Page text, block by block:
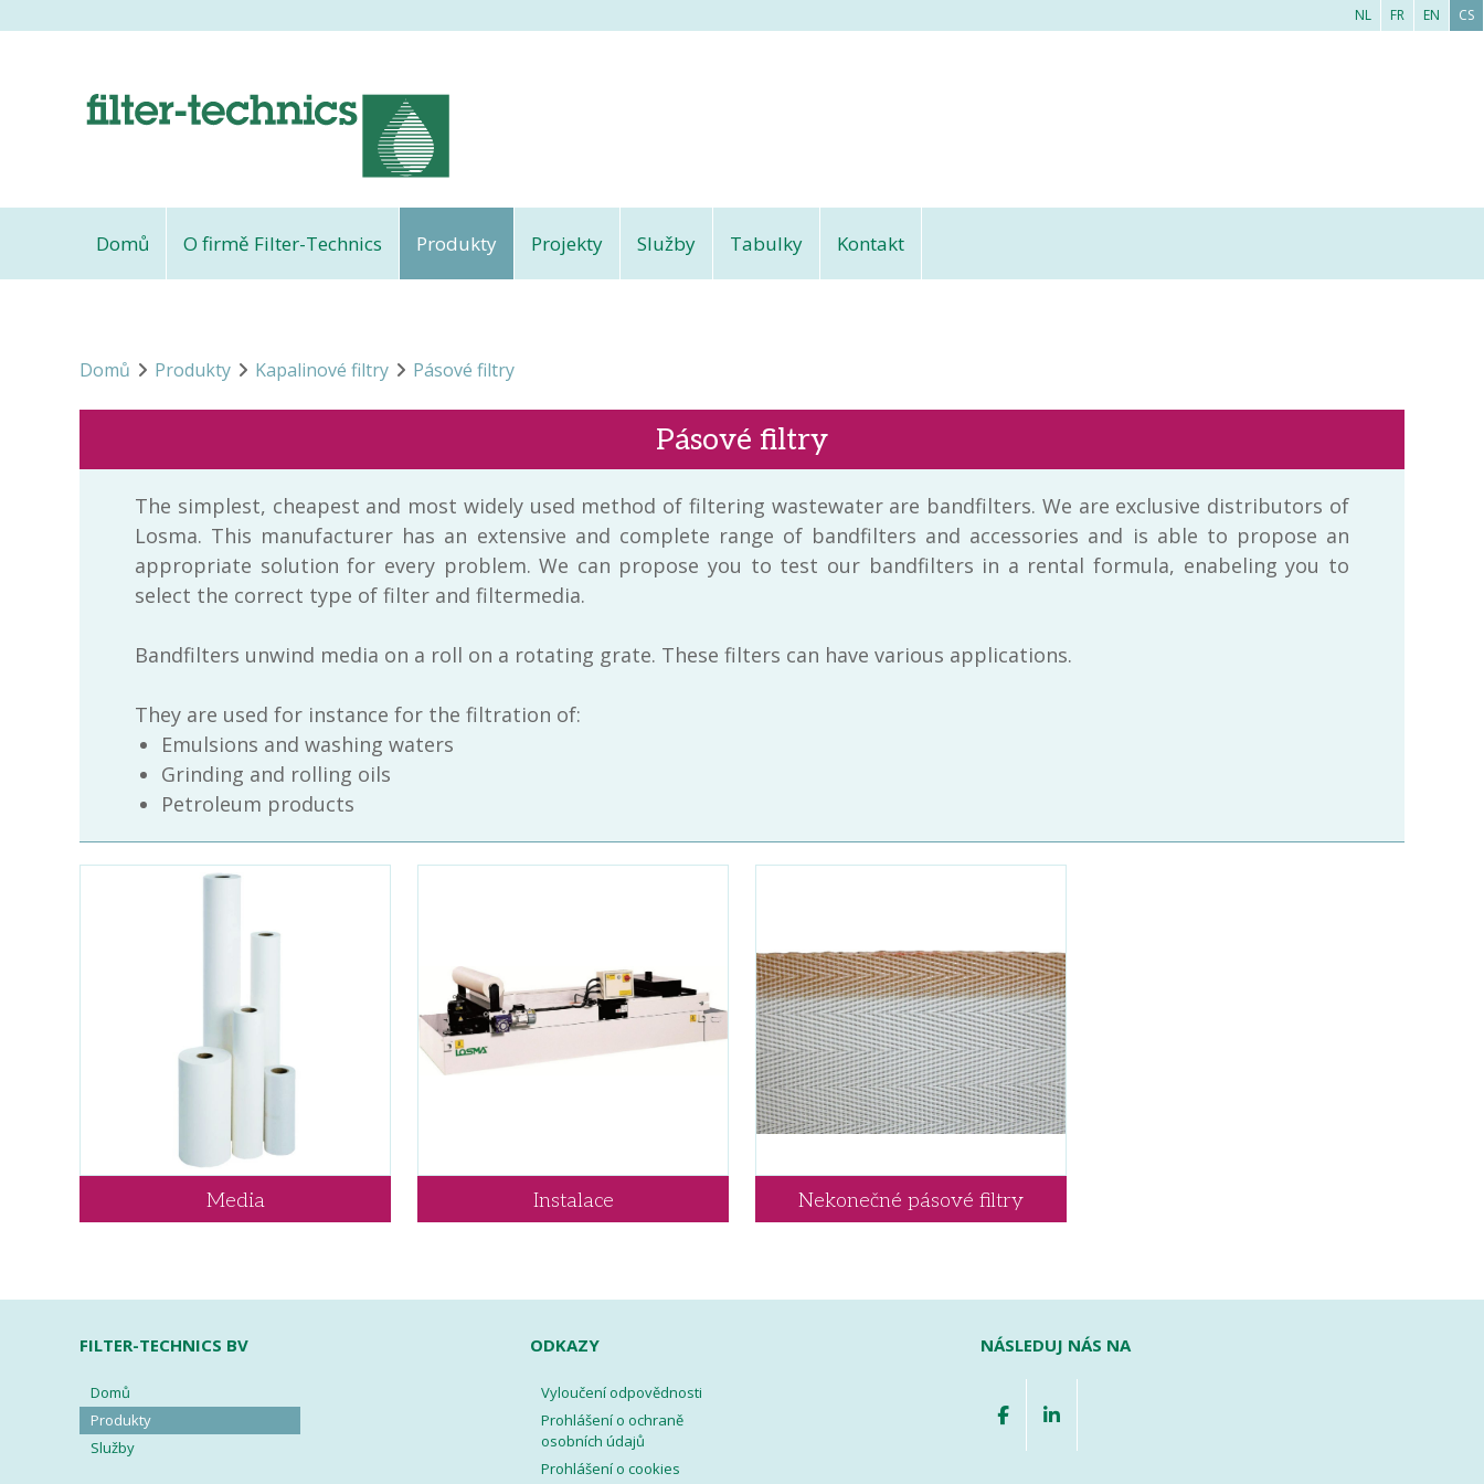
NL FR EN CS
Domů O firmě Filter-Technics Produkty Projekty Služby Tabulky Kontakt
Domů Produkty Kapalinové filtry Pásové filtry
Pásové filtry
The simplest, cheapest and most widely used method of filtering wastewater are bandfilters. We are exclusive distributors of
Losma. This manufacturer has an extensive and complete range of bandfilters and accessories and is able to propose an
appropriate solution for every problem. We can propose you to test our bandfilters in a rental formula, enabeling you to
select the correct type of filter and filtermedia.
Bandfilters unwind media on a roll on a rotating grate. These filters can have various applications.
They are used for instance for the filtration of:
Emulsions and washing waters
Grinding and rolling oils
Petroleum products
Media Instalace Nekonečné pásové filtry
FILTER-TECHNICS BV
Domů
Produkty
Služby
ODKAZY
Vyloučení odpovědnosti
Prohlášení o ochraně
osobních údajů
Prohlášení o cookies
NÁSLEDUJ NÁS NA